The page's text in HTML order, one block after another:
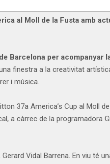
al Moll de la Fusta amb
Barcelona per
finestra a la creativitat
i música.
37a America’s Cup al Moll
a càrrec de la programadora
Vidal Barrena. En viu té